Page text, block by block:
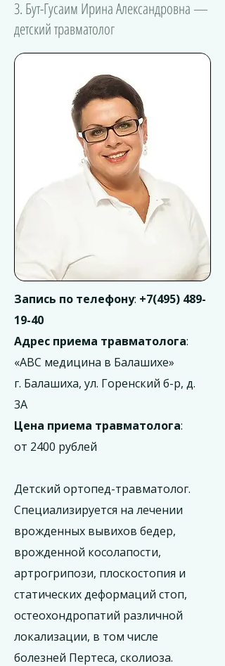
3. Бут-Гусаим Ирина Александровна —
детский травматолог
Запись по телефону: +7(495) 489-
19-40
Адрес приема травматолога:
«АВС медицина в Балашихе»
г. Балашиха, ул. Горенский б-р, д.
3А
Цена приема травматолога:
от 2400 рублей
Детский ортопед-травматолог.
Специализируется на лечении
врожденных вывихов бедер,
врожденной косолапости,
артрогрипози, плоскостопия и
статических деформаций стоп,
остеохондропатий различной
локализации, в том числе
болезней Пертеса, сколиоза.